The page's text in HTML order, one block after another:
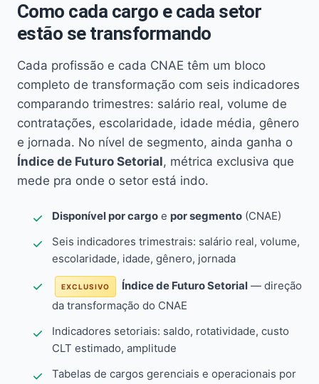
Como cada cargo e cada setor
estão se transformando
Cada profissão e cada CNAE têm um bloco
completo de transformação com seis indicadores
comparando trimestres: salário real, volume de
contratações, escolaridade, idade média, gênero
e jornada. No nível de segmento, ainda ganha o
Índice de Futuro Setorial, métrica exclusiva que
mede pra onde o setor está indo.
Disponível por cargo e por segmento (CNAE)
Seis indicadores trimestrais: salário real, volume,
escolaridade, idade, gênero, jornada
EXCLUSIVO Índice de Futuro Setorial — direção
da transformação do CNAE
Indicadores setoriais: saldo, rotatividade, custo
CLT estimado, amplitude
Tabelas de cargos gerenciais e operacionais por